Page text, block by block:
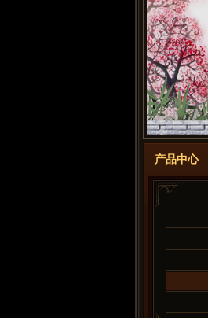
产品中心